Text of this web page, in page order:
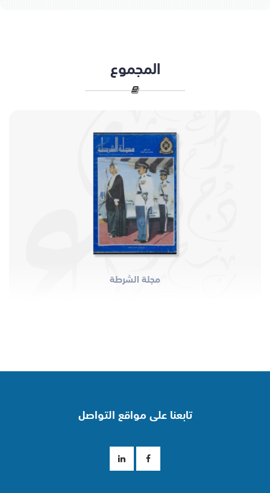
المجموع
مجلة الشرطة
تابعنا على مواقع التواصل